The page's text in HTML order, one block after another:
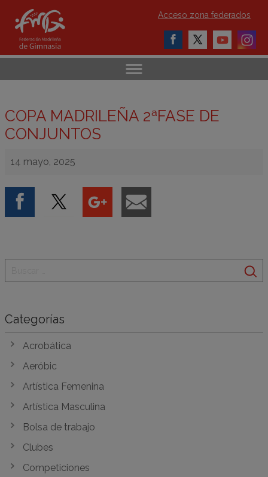
Acceso zona federados
COPA MADRILEÑA 2ªFASE DE
CONJUNTOS
14 mayo, 2025
Categorías
Acrobática
Aeróbic
Artística Femenina
Artística Masculina
Bolsa de trabajo
Clubes
Competiciones